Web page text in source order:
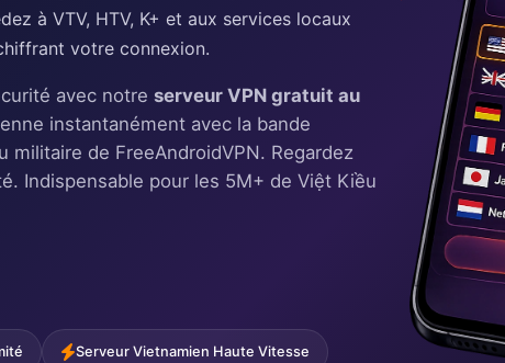
à VTV, HTV, K+ et aux services locaux
votre connexion.
avec notre serveur VPN gratuit au
instantanément avec la bande
de FreeAndroidVPN. Regardez
Indispensable pour les 5M+ de Việt Kiều
Serveur Vietnamien Haute Vitesse